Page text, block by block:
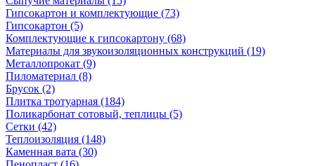
Гипсокартон и комплектующие (73)
Гипсокартон (5)
Комплектующие к гипсокартону (68)
Материалы для звукоизоляционных конструкций (19)
Металлопрокат (9)
Пиломатериал (8)
Брусок (2)
Плитка тротуарная (184)
Поликарбонат сотовый, теплицы (5)
Сетки (42)
Теплоизоляция (148)
Каменная вата (30)